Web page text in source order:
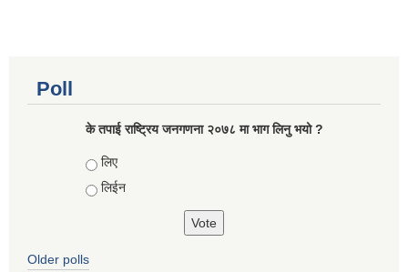
Poll
के तपाई राष्ट्रिय जनगणना २०७८ मा भाग लिनु भयो ?
Choices
लिए
लिईन
Older polls